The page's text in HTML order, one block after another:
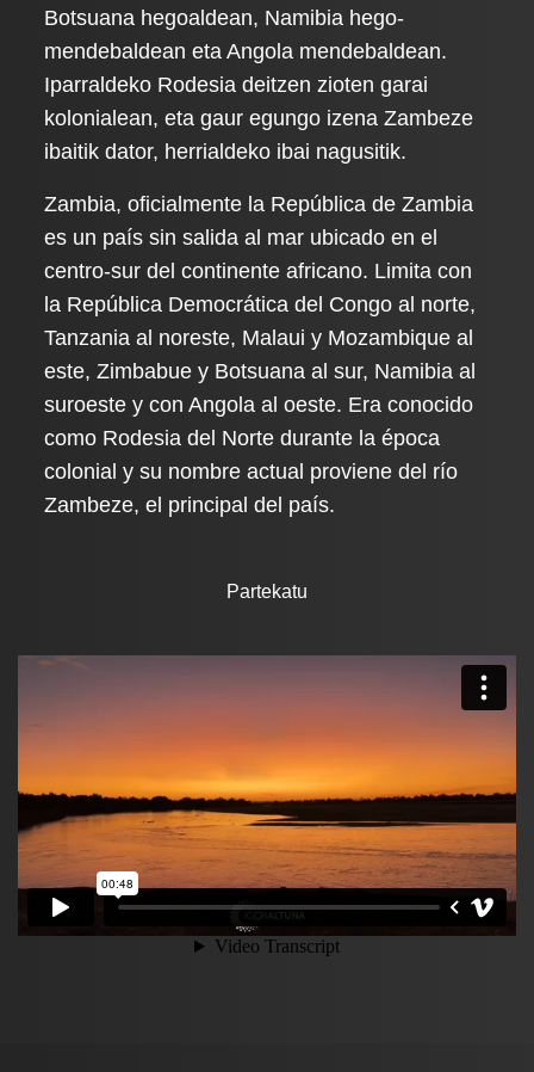
Botsuana hegoaldean, Namibia hego-
mendebaldean eta Angola mendebaldean.
Iparraldeko Rodesia deitzen zioten garai
kolonialean, eta gaur egungo izena Zambeze
ibaitik dator, herrialdeko ibai nagusitik.
Zambia, oficialmente la República de Zambia
es un país sin salida al mar ubicado en el
centro-sur del continente africano. Limita con
la República Democrática del Congo al norte,
Tanzania al noreste, Malaui y Mozambique al
este, Zimbabue y Botsuana al sur, Namibia al
suroeste y con Angola al oeste. Era conocido
como Rodesia del Norte durante la época
colonial y su nombre actual proviene del río
Zambeze, el principal del país.
Partekatu